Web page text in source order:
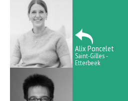
Alix Poncelet
Saint-Gilles -
Etterbeek